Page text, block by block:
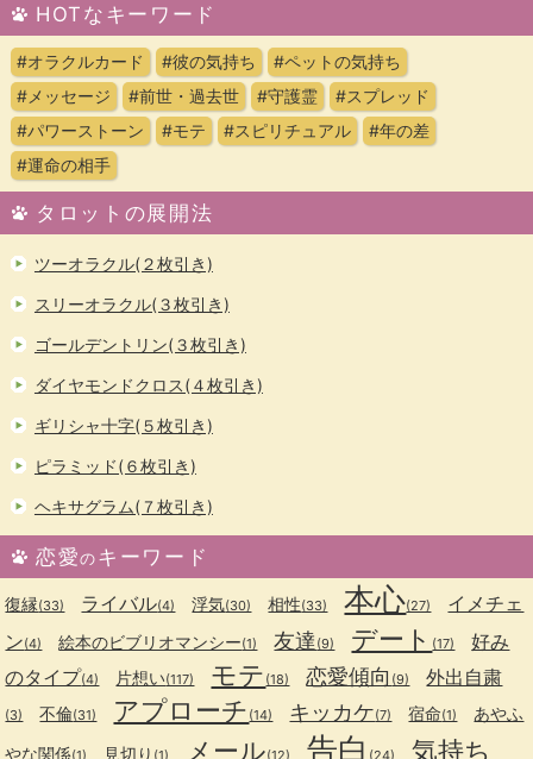
HOTなキーワード
#オラクルカード #彼の気持ち
#ペットの気持ち
#メッセージ
#前世・過去世 #守護霊
#スプレッド
#パワーストーン
#モテ #スピリチュアル
#年の差
#運命の相手
タロットの展開法
ツーオラクル(２枚引き)
スリーオラクル(３枚引き)
ゴールデントリン(３枚引き)
ダイヤモンドクロス(４枚引き)
ギリシャ十字(５枚引き)
ピラミッド(６枚引き)
ヘキサグラム(７枚引き)
恋愛のキーワード
復縁(33) ライバル(4) 浮気(30) 相性(33) 本心(27)
イメチェ
ン(4) 絵本のビブリオマンシー(1) 友達 (9) デート (17)
好み
のタイプ(4) 片想い(117) モテ (18) 恋愛傾向 (9) 外出自粛
(3) 不倫(31) アプローチ (14) キッカケ(7) 宿命(1)
あやふ
やな関係(1) 見切り (1) メール(12) 告白 (24) 気持ち